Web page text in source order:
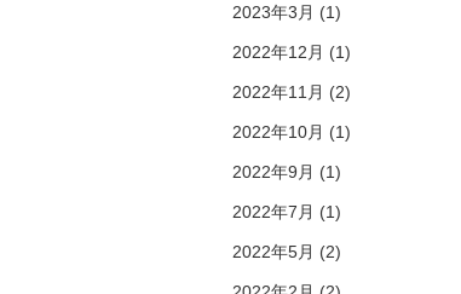
2023年3月 (1)
2022年12月 (1)
2022年11月 (2)
2022年10月 (1)
2022年9月 (1)
2022年7月 (1)
2022年5月 (2)